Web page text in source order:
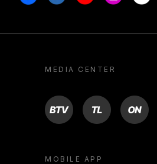
MEDIA CENTER
BTV TL ON
MOBILE APP